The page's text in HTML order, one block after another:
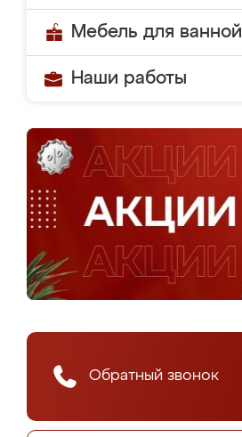
Мебель для ванной
Наши работы
Обратный звонок